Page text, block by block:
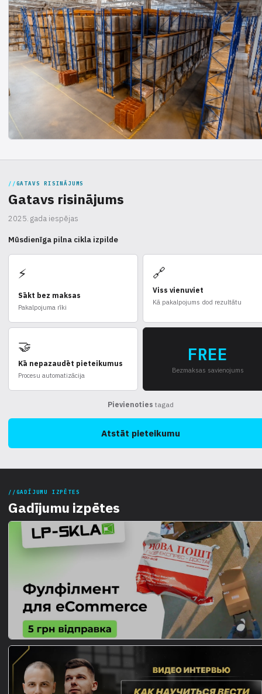
GATAVS RISINĀJUMS
Gatavs risinājums
2025. gada iespējas
Mūsdienīga pilna cikla izpilde
⚡
Sākt bez maksas
Pakalpojuma rīki
🔗
Viss vienuviet
Kā pakalpojums dod rezultātu
🤝
Kā nepazaudēt pieteikumus
Procesu automatizācija
FREE
Bezmaksas savienojums
Pievienoties tagad
Atstāt pieteikumu
GADĪJUMU IZPĒTES
Gadījumu izpētes